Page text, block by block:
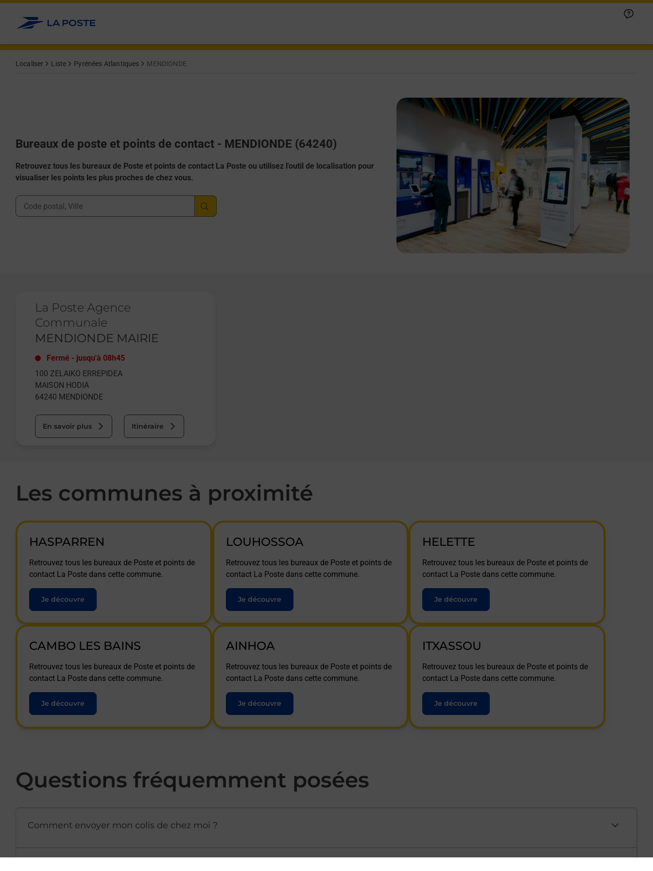
Allez au contenu
Localiser Liste Pyrénées Atlantiques MENDIONDE
Bureaux de poste et points de contact - MENDIONDE (64240)
Retrouvez tous les bureaux de Poste et points de contact La Poste ou utilisez l'outil de localisation pour
visualiser les points les plus proches de chez vous.
Ville, Département, Code Postal
La Poste Agence
Communale
MENDIONDE MAIRIE
Fermé - jusqu'à 08h45
100 ZELAIKO ERREPIDEA
MAISON HODIA
64240 MENDIONDE
En savoir plus Itinéraire
Les communes à proximité
HASPARREN
Retrouvez tous les bureaux de Poste et points de
contact La Poste dans cette commune.
Je découvre
LOUHOSSOA
Retrouvez tous les bureaux de Poste et points de
contact La Poste dans cette commune.
Je découvre
HELETTE
Retrouvez tous les bureaux de Poste et points de
contact La Poste dans cette commune.
Je découvre
CAMBO LES BAINS
Retrouvez tous les bureaux de Poste et points de
contact La Poste dans cette commune.
Je découvre
AINHOA
Retrouvez tous les bureaux de Poste et points de
contact La Poste dans cette commune.
Je découvre
ITXASSOU
Retrouvez tous les bureaux de Poste et points de
contact La Poste dans cette commune.
Je découvre
Questions fréquemment posées
Comment envoyer mon colis de chez moi ?
Afficher ou masquer la réponse
Afficher ou masquer la réponse
Afficher ou masquer la réponse
Afficher ou masquer la réponse
Afficher ou masquer la réponse